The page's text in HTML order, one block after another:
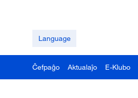
Language
Ĉefpaĝo Aktualaĵo E-Klubo